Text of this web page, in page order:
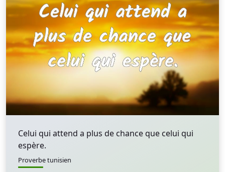
Celui qui attend a plus de chance que celui qui
espère.
Proverbe tunisien